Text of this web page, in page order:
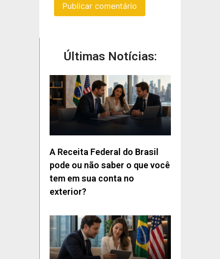
Últimas Notícias:
A Receita Federal do Brasil
pode ou não saber o que você
tem em sua conta no
exterior?